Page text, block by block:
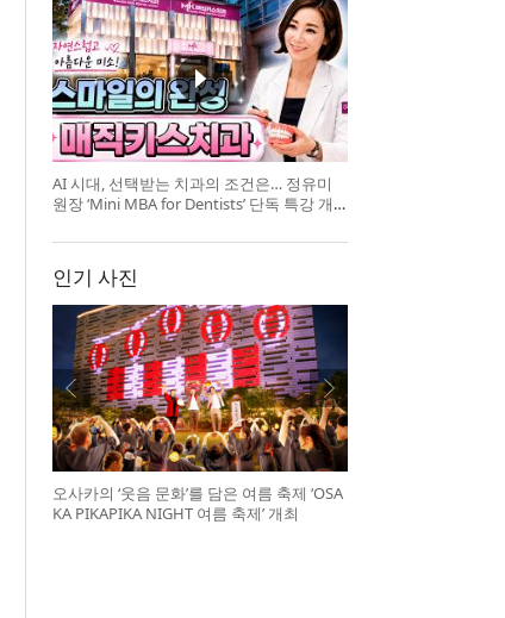
AI 시대, 선택받는 치과의 조건은… 정유미
원장 ‘Mini MBA for Dentists’ 단독 특강 개
인기 사진
오사카의 ‘웃음 문화’를 담은 여름 축제 ‘OSA
KA PIKAPIKA NIGHT 여름 축제’ 개최